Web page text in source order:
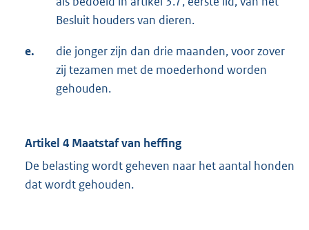
Besluit houders van dieren.
e.
die jonger zijn dan drie maanden, voor zover
zij tezamen met de moederhond worden
gehouden.
Artikel 4 Maatstaf van heffing
De belasting wordt geheven naar het aantal honden
dat wordt gehouden.